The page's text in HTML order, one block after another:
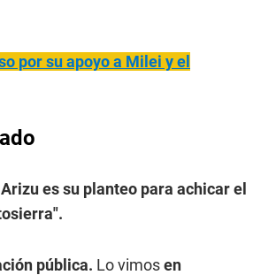
por su apoyo a Milei y el
es su planteo para achicar el
pública. Lo vimosen